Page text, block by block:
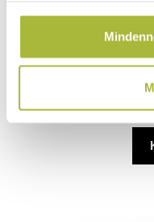
amelyeket Te adtál
használt más